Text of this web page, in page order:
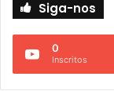
Siga-nos
0
Inscritos